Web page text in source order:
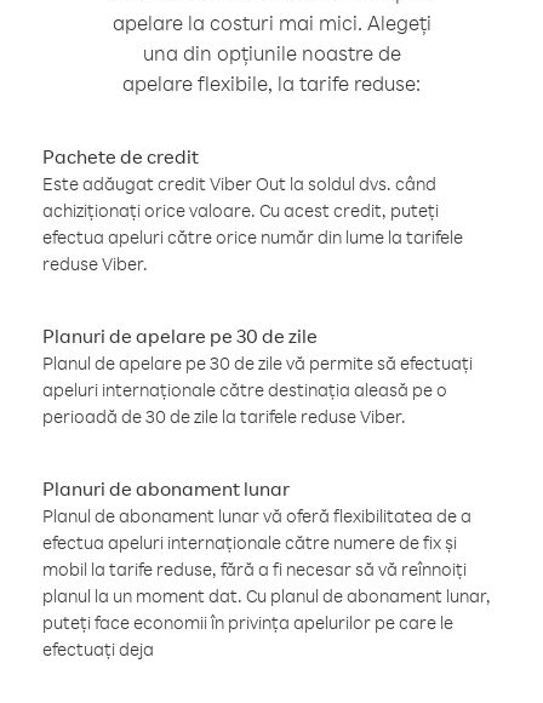
apelare la costuri mai mici. Alegeți
una din opțiunile noastre de
apelare flexibile, la tarife reduse:
Pachete de credit
Este adăugat credit Viber Out la soldul dvs. când
achiziționați orice valoare. Cu acest credit, puteți
efectua apeluri către orice număr din lume la tarifele
reduse Viber.
Planuri de apelare pe 30 de zile
Planul de apelare pe 30 de zile vă permite să efectuați
apeluri internaționale către destinația aleasă pe o
perioadă de 30 de zile la tarifele reduse Viber.
Planuri de abonament lunar
Planul de abonament lunar vă oferă flexibilitatea de a
efectua apeluri internaționale către numere de fix și
mobil la tarife reduse, fără a fi necesar să vă reînnoiți
planul la un moment dat. Cu planul de abonament lunar,
puteți face economii în privința apelurilor pe care le
efectuați deja